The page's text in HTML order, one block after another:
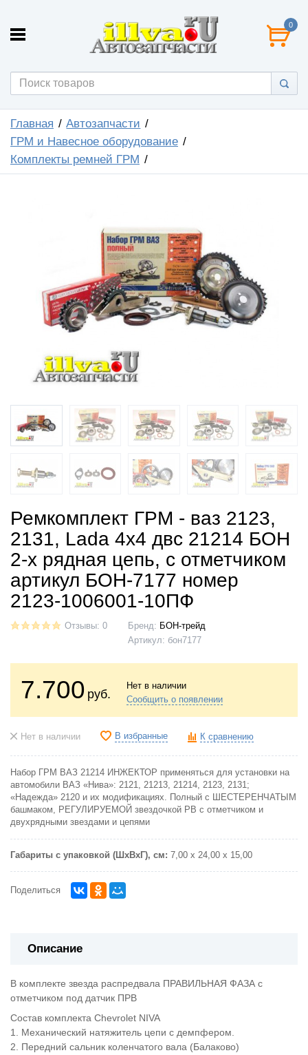
0
Главная
Автозапчасти
ГРМ и Навесное оборудование
Комплекты ремней ГРМ
Ремкомплект ГРМ - ваз 2123,
2131, Lada 4x4 двс 21214 БОН
2-х рядная цепь, с отметчиком
артикул БОН-7177 номер
2123-1006001-10ПФ
Отзывы: 0 Бренд: БОН-трейд
Артикул: бон7177
7.700 руб.
Нет в наличии
Сообщить о появлении
Нет в наличии В избранные К сравнению
Набор ГРМ ВАЗ 21214 ИНЖЕКТОР применяться для установки на
автомобили ВАЗ «Нива»: 2121, 21213, 21214, 2123, 2131;
«Надежда» 2120 и их модификациях. Полный с ШЕСТЕРЕНЧАТЫМ
башмаком, РЕГУЛИРУЕМОЙ звездочкой РВ с отметчиком и
двухрядными звездами и цепями
Габариты с упаковкой (ШxВxГ), см: 7,00 х 24,00 х 15,00
Поделиться
Описание
В комплекте звезда распредвала ПРАВИЛЬНАЯ ФАЗА с
отметчиком под датчик ПРВ
Состав комплекта Chevrolet NIVA
1. Механический натяжитель цепи с демпфером.
2. Передний сальник коленчатого вала (Балаково)